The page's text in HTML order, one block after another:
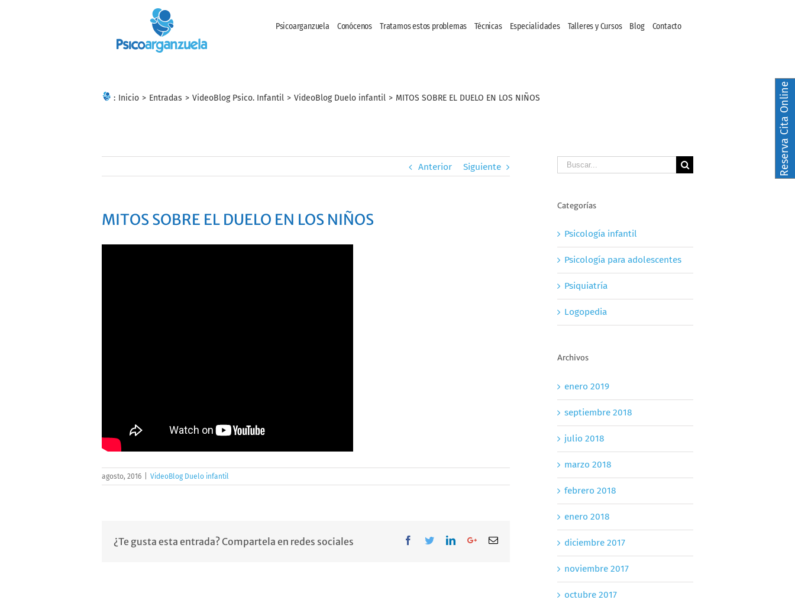
Psicoarganzuela Conócenos Tratamos estos problemas Técnicas Especialidades Talleres y Cursos Blog Contacto
: Inicio > Entradas > VideoBlog Psico. Infantil > VideoBlog Duelo infantil > MITOS SOBRE EL DUELO EN LOS NIÑOS
Anterior Siguiente
MITOS SOBRE EL DUELO EN LOS NIÑOS
agosto, 2016 VideoBlog Duelo infantil
¿Te gusta esta entrada? Compartela en redes sociales Facebook
TwitterLinkedInGoogle+Email
Buscar
Categorías
Psicología infantil
Psicología para adolescentes
Psiquiatría
Logopedia
Archivos
enero 2019
septiembre 2018
julio 2018
marzo 2018
febrero 2018
enero 2018
diciembre 2017
noviembre 2017
octubre 2017
Reserva Cita Online